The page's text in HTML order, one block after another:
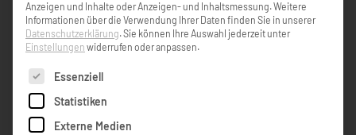
EINTRAG HINZUFÜGEN
GEDENKKERZEN ( 2 )
Anzeigen und Inhalte oder Anzeigen- und Inhaltsmessung.Weitere
Informationen über die Verwendung Ihrer Daten finden Sie in unserer
Datenschutzerklärung.Sie können Ihre Auswahl jederzeit unter
Einstellungen widerrufen oder anpassen.
Es folgt eine Liste der Service-Gruppen, für die eine
Essenziell
Statistiken
Externe Medien